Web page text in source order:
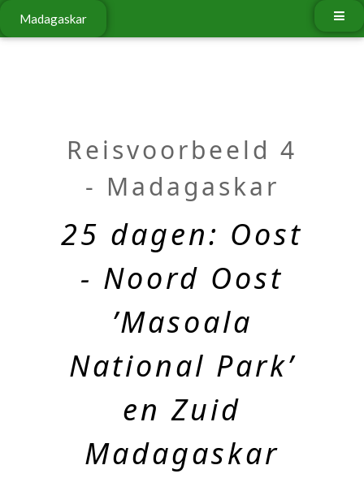
Madagaskar
Reisvoorbeeld 4
- Madagaskar
25 dagen: Oost
- Noord Oost
’Masoala
National Park’
en Zuid
Madagaskar